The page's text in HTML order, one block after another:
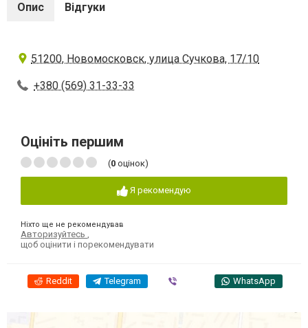
Опис Відгуки
51200, Новомосковск, улица Сучкова, 17/10
+380 (569) 31-33-33
Оцініть першим
(0 оцінок)
Я рекомендую
Ніхто ще не рекомендував
Авторизуйтесь
щоб оцінити і порекомендувати
Reddit Telegram WhatsApp